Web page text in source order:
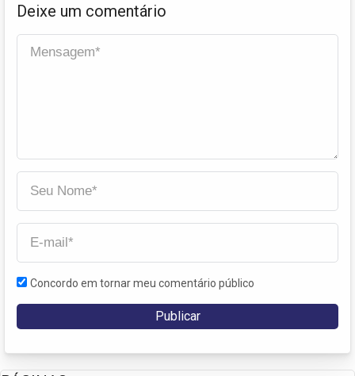
Deixe um comentário
Concordo em tornar meu comentário público